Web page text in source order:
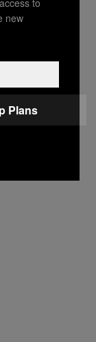
volte mi
troppa
per
new
Plans